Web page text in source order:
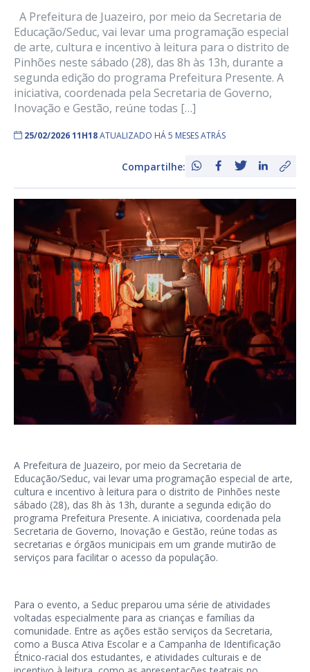
A Prefeitura de Juazeiro, por meio da Secretaria de
Educação/Seduc, vai levar uma programação especial
de arte, cultura e incentivo à leitura para o distrito de
Pinhões neste sábado (28), das 8h às 13h, durante a
segunda edição do programa Prefeitura Presente. A
iniciativa, coordenada pela Secretaria de Governo,
Inovação e Gestão, reúne todas […]
25/02/2026 11H18ATUALIZADO HÁ 5 MESES ATRÁS
Compartilhe:
A Prefeitura de Juazeiro, por meio da Secretaria de
Educação/Seduc, vai levar uma programação especial de arte,
cultura e incentivo à leitura para o distrito de Pinhões neste
sábado (28), das 8h às 13h, durante a segunda edição do
programa Prefeitura Presente. A iniciativa, coordenada pela
Secretaria de Governo, Inovação e Gestão, reúne todas as
secretarias e órgãos municipais em um grande mutirão de
serviços para facilitar o acesso da população.
Para o evento, a Seduc preparou uma série de atividades
voltadas especialmente para as crianças e famílias da
comunidade. Entre as ações estão serviços da Secretaria,
como a Busca Ativa Escolar e a Campanha de Identificação
Étnico-racial dos estudantes, e atividades culturais e de